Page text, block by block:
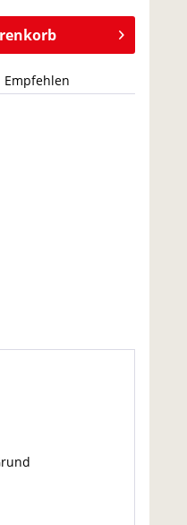
Empfehlen